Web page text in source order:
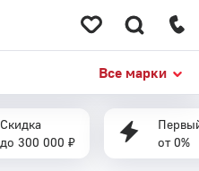
Все марки
Скидка
до 300 000 ₽
от 0%